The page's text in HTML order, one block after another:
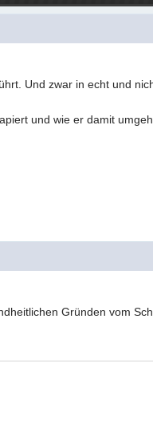
Und zwar in echt und
und wie er damit
Gründen vom